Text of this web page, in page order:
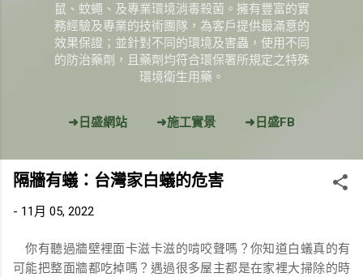
鼠、蚊蠅、及專業環境消毒殺菌。擁有豐富的實
務經驗及專業的技術團隊，為客戶提供最滿意的
效果保證；並針對不同的環境及害蟲，使用不同
的防治藥劑，且藥劑均符合環保署所規定之特殊
環境衛生用藥。
➜日盛網站 ➜施工實景 ➜日盛FB
更多…
➜GOOGLE搜尋『日盛環保工程』
隔牆有蟻：台灣家白蟻的危害
- 11月 05, 2022
你有聽過牆壁裡面卡滋卡滋的啃咬聲嗎？你知道白蟻真的有
可能把整面牆都吃掉嗎？遇過很多屋主都是在家裡大掃除的時